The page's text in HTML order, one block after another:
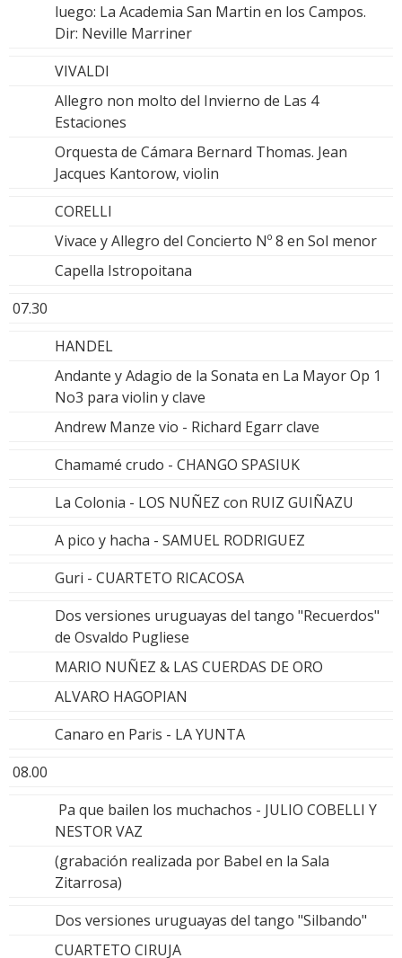
luego: La Academia San Martin en los Campos.
Dir: Neville Marriner
VIVALDI
Allegro non molto del Invierno de Las 4
Estaciones
Orquesta de Cámara Bernard Thomas. Jean
Jacques Kantorow, violin
CORELLI
Vivace y Allegro del Concierto Nº 8 en Sol menor
Capella Istropoitana
07.30
HANDEL
Andante y Adagio de la Sonata en La Mayor Op 1
No3 para violin y clave
Andrew Manze vio - Richard Egarr clave
Chamamé crudo - CHANGO SPASIUK
La Colonia - LOS NUÑEZ con RUIZ GUIÑAZU
A pico y hacha - SAMUEL RODRIGUEZ
Guri - CUARTETO RICACOSA
Dos versiones uruguayas del tango "Recuerdos"
de Osvaldo Pugliese
MARIO NUÑEZ & LAS CUERDAS DE ORO
ALVARO HAGOPIAN
Canaro en Paris - LA YUNTA
08.00
Pa que bailen los muchachos - JULIO COBELLI Y
NESTOR VAZ
(grabación realizada por Babel en la Sala
Zitarrosa)
Dos versiones uruguayas del tango "Silbando"
CUARTETO CIRUJA